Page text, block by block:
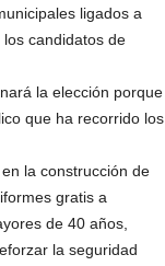
ligados a
candidatos de
la elección porque
que ha recorrido los
la construcción de
gratis a
de 40 años,
la seguridad